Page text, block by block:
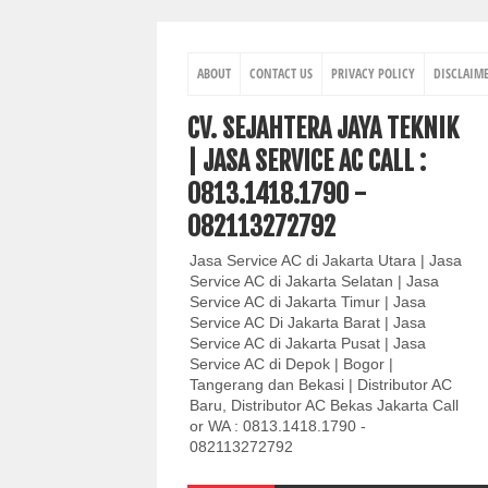
ABOUT CONTACT US PRIVACY POLICY
CV. SEJAHTERA JAYA TEKNIK
| JASA SERVICE AC CALL :
0813.1418.1790 -
082113272792
Jasa Service AC di Jakarta Utara | Jasa
Service AC di Jakarta Selatan | Jasa
Service AC di Jakarta Timur | Jasa
Service AC Di Jakarta Barat | Jasa
Service AC di Jakarta Pusat | Jasa
Service AC di Depok | Bogor |
Tangerang dan Bekasi | Distributor AC
Baru, Distributor AC Bekas Jakarta Call
or WA : 0813.1418.1790 -
082113272792